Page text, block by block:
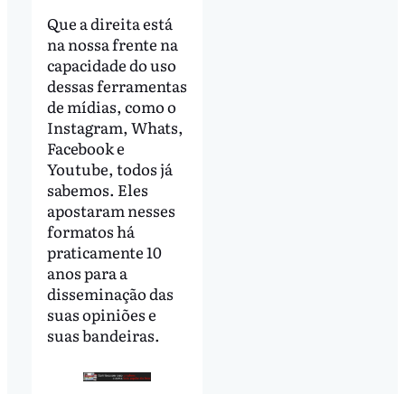
Que a direita está
na nossa frente na
capacidade do uso
dessas ferramentas
de mídias, como o
Instagram, Whats,
Facebook e
Youtube, todos já
sabemos. Eles
apostaram nesses
formatos há
praticamente 10
anos para a
disseminação das
suas opiniões e
suas bandeiras.